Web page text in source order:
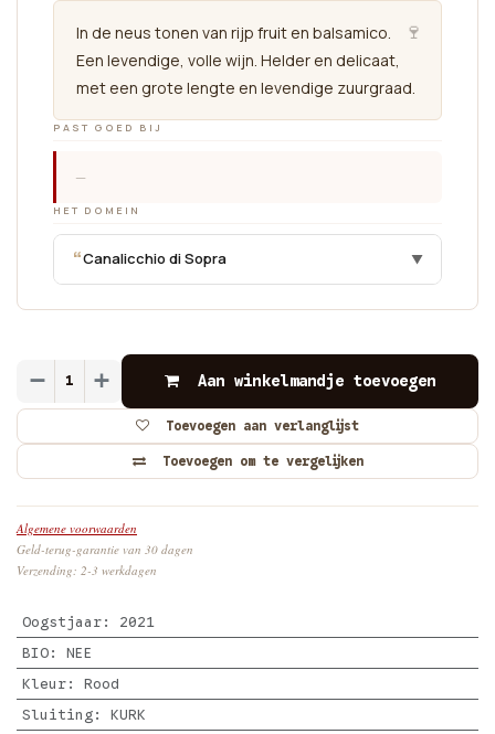
🍷
In de neus tonen van rijp fruit en balsamico.
Een levendige, volle wijn. Helder en delicaat,
met een grote lengte en levendige zuurgraad.
PAST GOED BIJ
—
HET DOMEIN
“Canalicchio di Sopra ▼
Aan winkelmandje toevoegen
Toevoegen om te vergelijken
Toevoegen aan verlanglijst
Algemene voorwaarden
Geld-terug-garantie van 30 dagen
Verzending: 2-3 werkdagen
Oogstjaar: 2021
BIO: NEE
Kleur: Rood
Sluiting: KURK